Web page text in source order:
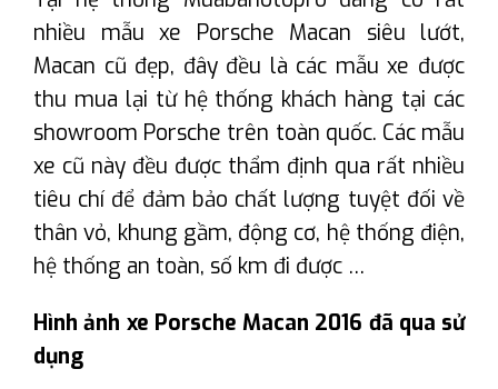
nhiều mẫu xe Porsche Macan siêu lướt,
Macan cũ đẹp, đây đều là các mẫu xe được
thu mua lại từ hệ thống khách hàng tại các
showroom Porsche trên toàn quốc. Các mẫu
xe cũ này đều được thẩm định qua rất nhiều
tiêu chí để đảm bảo chất lượng tuyệt đối về
thân vỏ, khung gầm, động cơ, hệ thống điện,
hệ thống an toàn, số km đi được …
Hình ảnh xe Porsche Macan 2016 đã qua sử
dụng